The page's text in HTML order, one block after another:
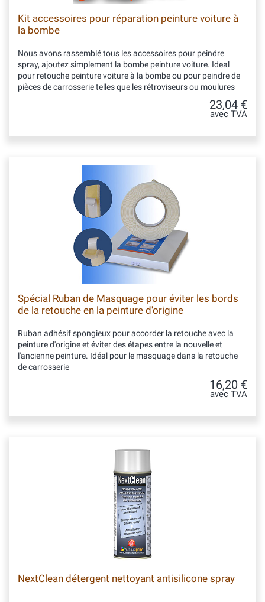
Kit accessoires pour réparation peinture voiture à
la bombe
Nous avons rassemblé tous les accessoires pour peindre
spray, ajoutez simplement la bombe peinture voiture. Ideal
pour retouche peinture voiture à la bombe ou pour peindre de
pièces de carrosserie telles que les rétroviseurs ou moulures
23,04 €
avec TVA
Spécial Ruban de Masquage pour éviter les bords
de la retouche en la peinture d'origine
Ruban adhésif spongieux pour accorder la retouche avec la
peinture d'origine et éviter des étapes entre la nouvelle et
l'ancienne peinture. Idéal pour le masquage dans la retouche
de carrosserie
16,20 €
avec TVA
NextClean détergent nettoyant antisilicone spray